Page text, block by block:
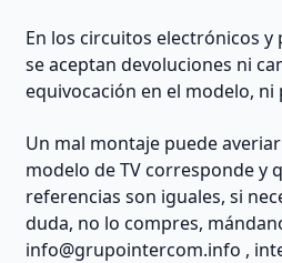
En los circuitos electrónicos y
se aceptan devoluciones ni
equivocación en el modelo, ni
Un mal montaje puede
modelo de TV corresponde y
referencias son iguales, si
duda, no lo compres,
info@grupointercom.info ,